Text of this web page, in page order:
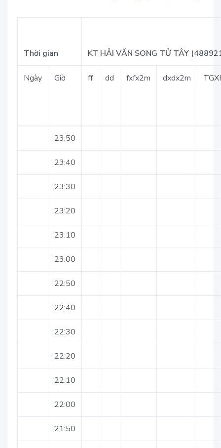
Thời gian KT HẢI VĂN SONG TỬ TÂY
Ngày Giờ ff dd fxfx2m dxdx2m
23:50
23:40
23:30
23:20
23:10
23:00
22:50
22:40
22:30
22:20
22:10
22:00
21:50